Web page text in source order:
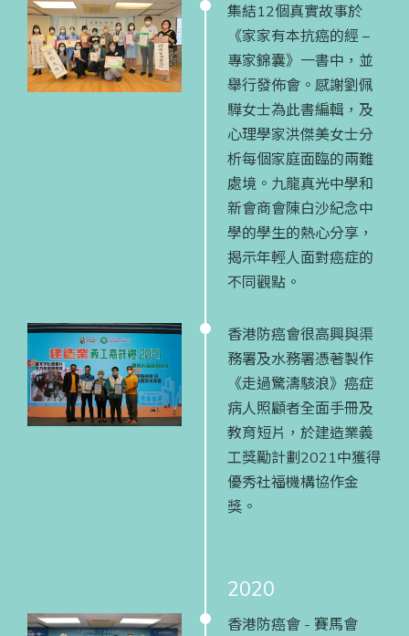
集結12個真實故事於
《家家有本抗癌的經 –
專家錦囊》一書中，並
舉行發佈會。感謝劉佩
驊女士為此書編輯，及
心理學家洪傑美女士分
析每個家庭面臨的兩難
處境。九龍真光中學和
新會商會陳白沙紀念中
學的學生的熱心分享，
揭示年輕人面對癌症的
不同觀點。
香港防癌會很高興與渠
務署及水務署憑著製作
《走過驚濤駭浪》癌症
病人照顧者全面手冊及
教育短片，於建造業義
工獎勵計劃2021中獲得
優秀社福機構協作金
獎。
2020
香港防癌會 - 賽馬會